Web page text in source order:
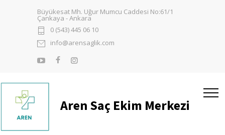
Büyükesat Mh. Uğur Mumcu Caddesi No:61/1
Çankaya - Ankara
0 (543) 445 06 10
info@arensaglik.com
Aren Saç Ekim Merkezi